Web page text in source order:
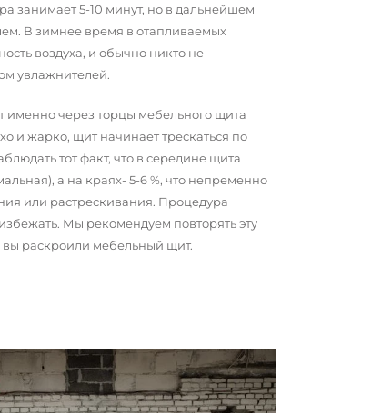
занимает 5-10 минут, но в дальнейшем
В зимнее время в отапливаемых
воздуха, и обычно никто не
увлажнителей.
именно через торцы мебельного щита
и жарко, щит начинает трескаться по
тот факт, что в середине щита
а на краях- 5-6 %, что непременно
или растрескивания. Процедура
Мы рекомендуем повторять эту
вы раскроили мебельный щит.